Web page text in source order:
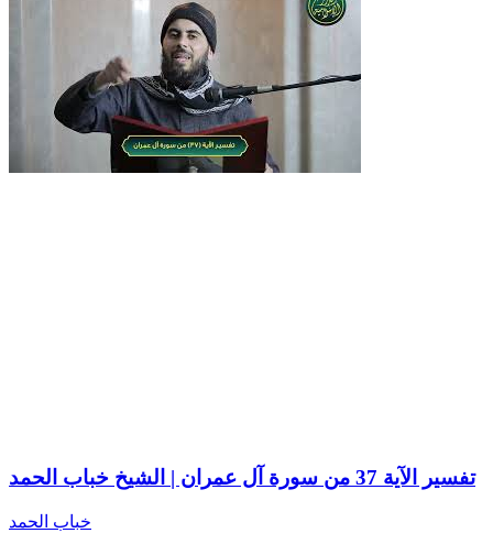
تفسير الآية 37 من سورة آل عمران | الشيخ خباب الحمد
خباب الحمد